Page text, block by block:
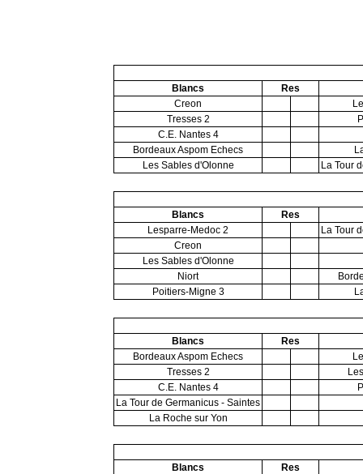
Blancs
Res
Creon
Tresses 2
C.E. Nantes 4
Bordeaux Aspom Echecs
Les Sables d'Olonne
La Tour
Blancs
Res
Lesparre-Medoc 2
La Tour
Creon
Les Sables d'Olonne
Niort
Poitiers-Migne 3
Blancs
Res
Bordeaux Aspom Echecs
Tresses 2
C.E. Nantes 4
La Tour de Germanicus - Saintes
La Roche sur Yon
Blancs
Res